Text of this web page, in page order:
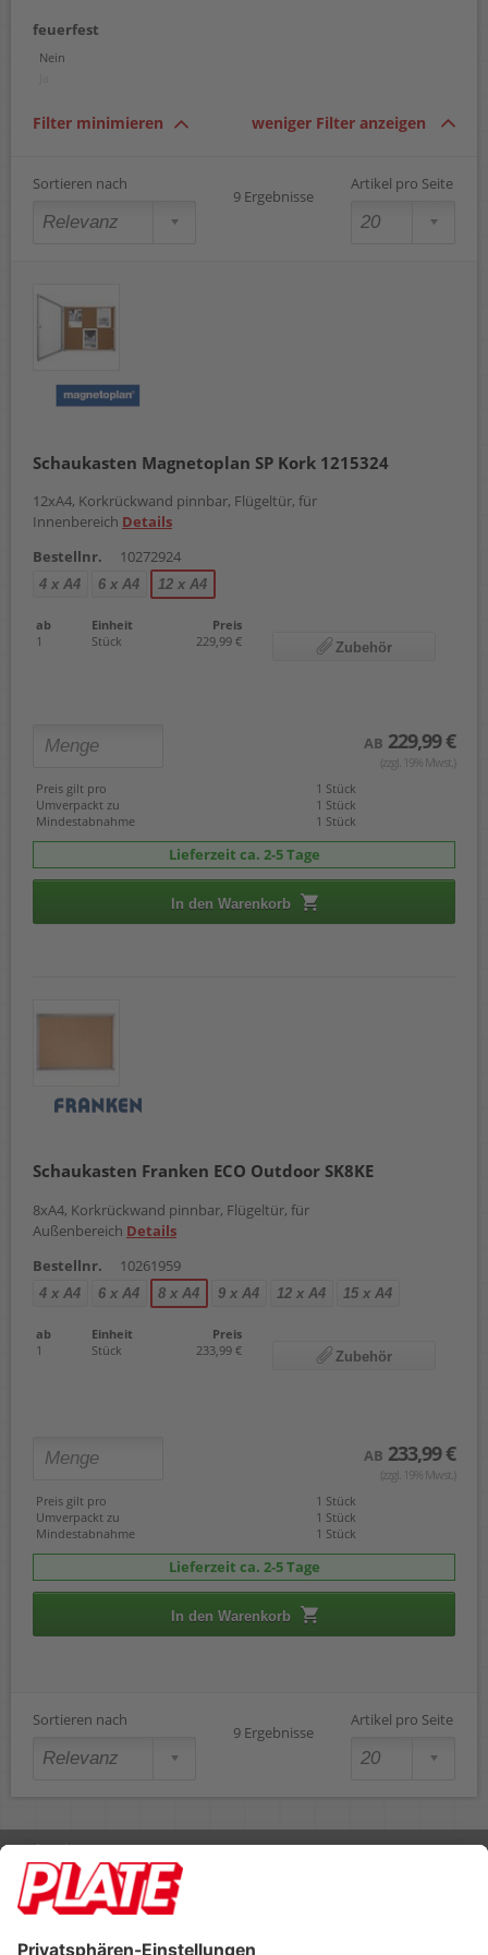
18 x A4
21 x A4
feuerfest
Nein
Filter minimieren weniger Filter anzeigen
Sortieren nach
9 Ergebnisse
Artikel pro Seite
Schaukasten Magnetoplan SP Kork 1215324
12xA4, Korkrückwand pinnbar, Flügeltür, für
Innenbereich Details
Bestellnr.
10272924
4 x A4 6 x A4 12 x A4
ab Einheit
Preis
1
Stück 229,99 € Zubehör
AB 229,99 €
(zzgl. 19% Mwst.)
Preis gilt pro
1 Stück
Umverpackt zu
1 Stück
Mindestabnahme
1 Stück
Lieferzeit ca. 2-5 Tage
In den Warenkorb
Schaukasten Franken ECO Outdoor SK8KE
8xA4, Korkrückwand pinnbar, Flügeltür, für
Außenbereich Details
Bestellnr.
10261959
4 x A4 6 x A4 8 x A4 9 x A4 12 x A4 15 x A4
ab Einheit
Preis
1
Stück 233,99 € Zubehör
AB 233,99 €
(zzgl. 19% Mwst.)
Preis gilt pro
1 Stück
Umverpackt zu
1 Stück
Mindestabnahme
1 Stück
Lieferzeit ca. 2-5 Tage
In den Warenkorb
Sortieren nach
9 Ergebnisse
Artikel pro Seite
Rufen Sie uns an 04298 401-0
Lieferbedingungen Impressum